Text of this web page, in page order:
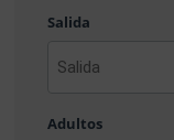
MM
DD
Salida
AAAA
MM
Adultos